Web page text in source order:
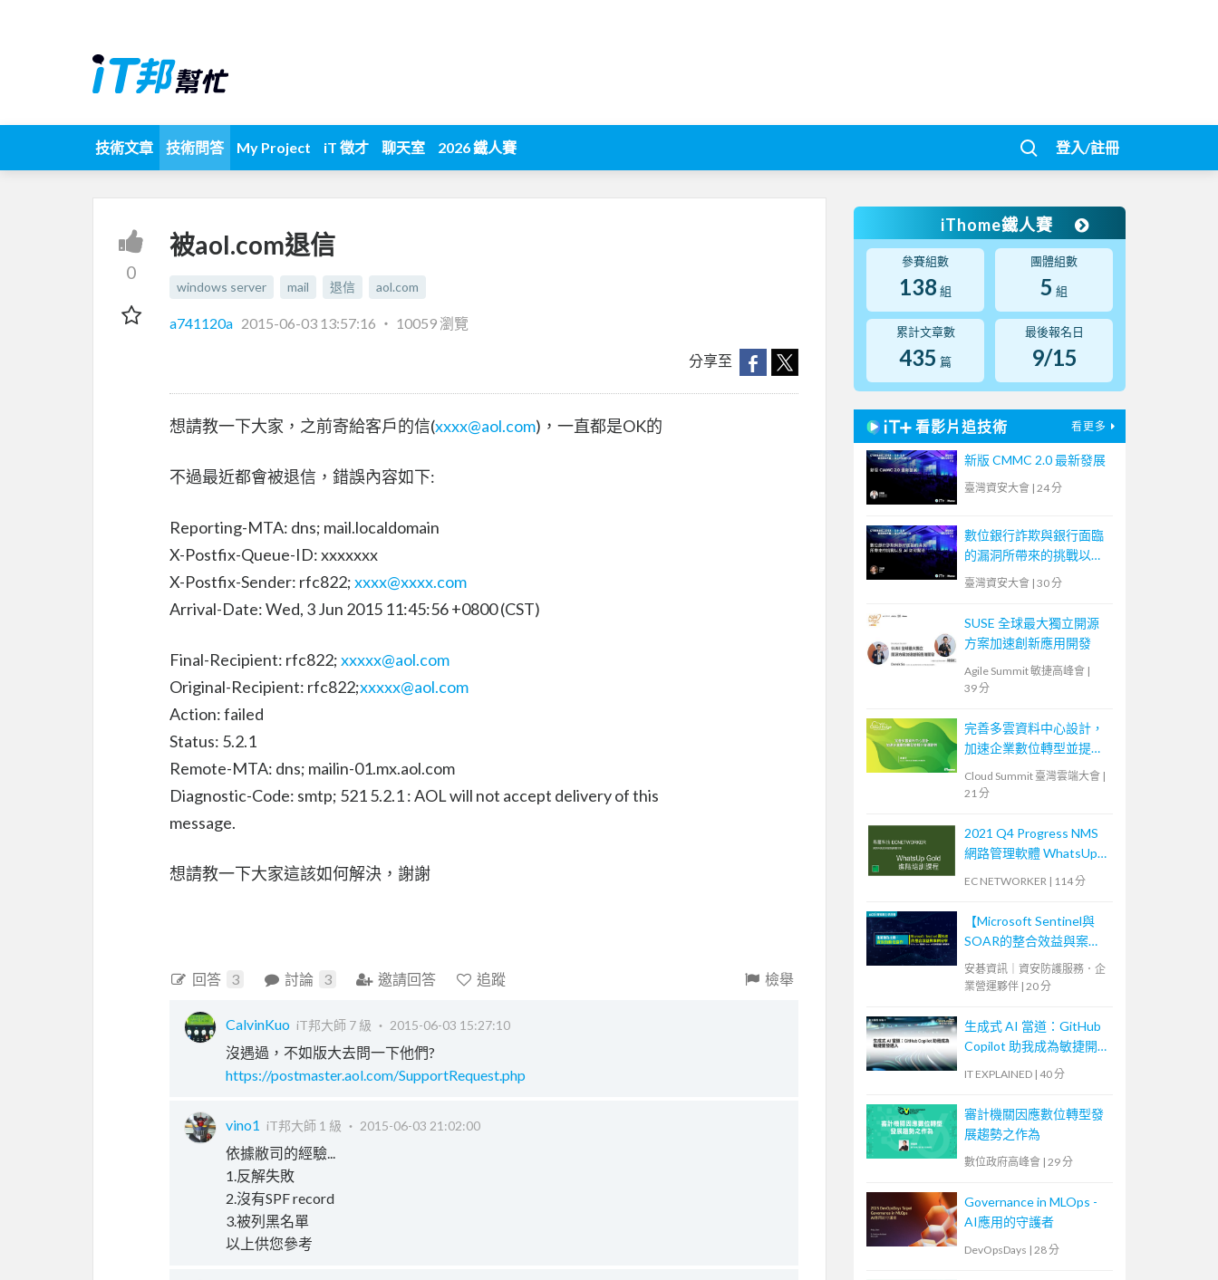
技術文章 技術問答 My Project iT 徵才 聊天室 2026 鐵人賽 登入/註冊
0
被aol.com退信
windows server mail 退信 aol.com
a741120a 2015-06-03 13:57:16 ‧ 10059 瀏覽
分享至
想請教一下大家，之前寄給客戶的信(xxxx@aol.com)，一直都是OK的
不過最近都會被退信，錯誤內容如下:
Reporting-MTA: dns; mail.localdomain
X-Postfix-Queue-ID: xxxxxxx
X-Postfix-Sender: rfc822;xxxx@xxxx.com
Arrival-Date: Wed, 3 Jun 2015 11:45:56 +0800 (CST)
Final-Recipient: rfc822;xxxxx@aol.com
Original-Recipient: rfc822;xxxxx@aol.com
Action: failed
Status: 5.2.1
Remote-MTA: dns; mailin-01.mx.aol.com
Diagnostic-Code: smtp; 521 5.2.1 : AOL will not accept delivery of this
message.
想請教一下大家這該如何解決，謝謝
回答 3 討論 3 邀請回答 追蹤 檢舉
CalvinKuo iT邦大師 7 級 ‧ 2015-06-03 15:27:10
沒遇過，不如版大去問一下他們?
https://postmaster.aol.com/SupportRequest.php
vino1 iT邦大師 1 級 ‧ 2015-06-03 21:02:00
依據敝司的經驗...
1.反解失敗
2.沒有SPF record
3.被列黑名單
以上供您參考
iThome鐵人賽
參賽組數
138 組
團體組數
5 組
累計文章數
435 篇
最後報名日
9/15
看影片追技術 看更多
新版 CMMC 2.0 最新發展
臺灣資安大會 | 24 分
數位銀行詐欺與銀行面臨
的漏洞所帶來的挑戰以及
AI 如何幫助
臺灣資安大會 | 30 分
SUSE 全球最大獨立開源
方案加速創新應用開發
Agile Summit 敏捷高峰會 |
39 分
完善多雲資料中心設計，
加速企業數位轉型並提升
Cloud Summit 臺灣雲端大會 |
21 分
2021 Q4 Progress NMS
網路管理軟體 WhatsUp
Gold 進階培訓課程 (2)
EC NETWORKER | 114 分
【Microsoft Sentinel與
SOAR的整合效益與案例
分享】
安碁資訊｜資安防護服務．企
業營運夥伴 | 20 分
生成式 AI 當道：GitHub
Copilot 助我成為敏捷開
IT EXPLAINED | 40 分
審計機關因應數位轉型發
展趨勢之作為
數位政府高峰會 | 29 分
Governance in MLOps -
AI應用的守護者
DevOpsDays | 28 分